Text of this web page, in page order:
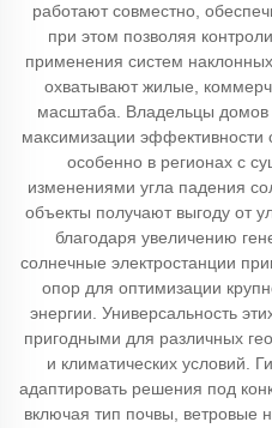
работают совместно,
при этом позволяя
применения систем
охватывают жилые,
масштаба. Владельцы домов
максимизации эффективности
особенно в регионах с
изменениями угла падения
объекты получают выгоду от
благодаря увеличению
солнечные электростанции
опор для оптимизации
энергии. Универсальность
пригодными для различных
и климатических условий.
адаптировать решения под
включая тип почвы, ветровые